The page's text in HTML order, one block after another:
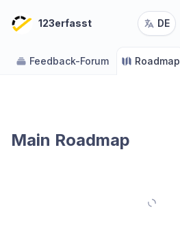
123erfasst DE
Feedback-Forum Roadmap
Main Roadmap